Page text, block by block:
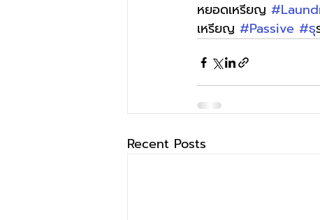
หยอดเหรียญ
เหรียญ #Passive #ธ
Recent Posts